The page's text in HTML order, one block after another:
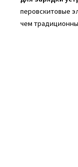
перовскитовые
чем